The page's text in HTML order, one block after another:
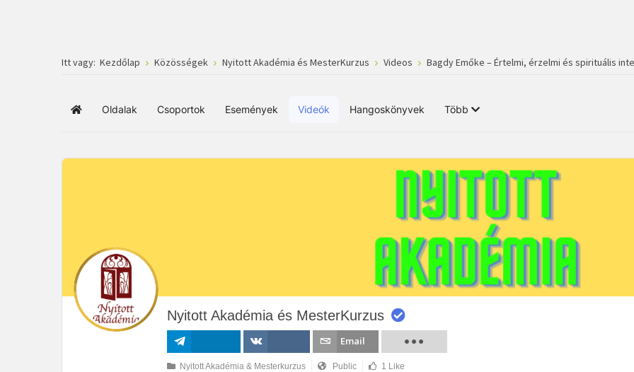
Itt vagy: Kezdőlap Közösségek Nyitott Akadémia és MesterKurzus Videos Bagdy Emőke – Értelmi, érzelmi és spirituális
FőoldalOldalak Csoportok Események Videók Hangoskönyvek Több
Nyitott Akadémia és MesterKurzus
Megosztás
Megosztás VK-
Email
Nyitott Akadémia & Mesterkurzus Public 1 Like